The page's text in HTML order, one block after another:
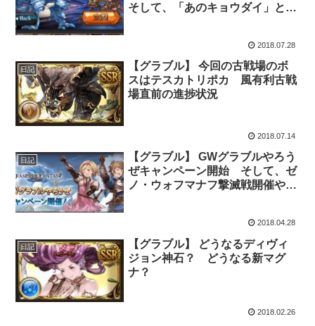
そして、「あのキョウダイ」とは
2018.07.28
日記
【グラブル】 今回の古戦場のボ
スはテスカトリポカ 風有利古戦
場直前の進捗状況
2018.07.14
日記
【グラブル】 GWグラブルやろう
ぜキャンペーン開始 そして、ゼ
ノ・ウォフマナフ撃滅戦開催や土
2018.04.28
日記
【グラブル】 どうなるディヴィ
ジョン神石？ どうなる新マグ
ナ？
2018.02.26